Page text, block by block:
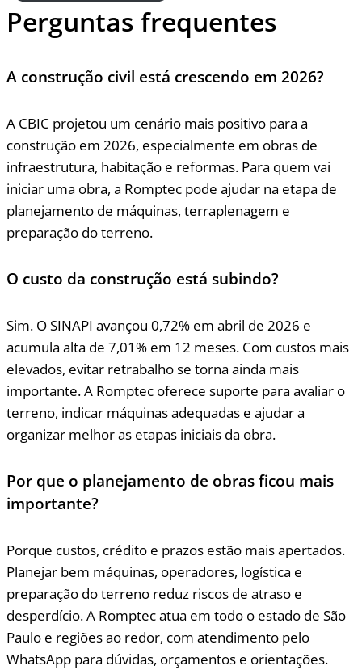
Perguntas frequentes
A construção civil está crescendo em 2026?
A CBIC projetou um cenário mais positivo para a
construção em 2026, especialmente em obras de
infraestrutura, habitação e reformas. Para quem vai
iniciar uma obra, a Romptec pode ajudar na etapa de
planejamento de máquinas, terraplenagem e
preparação do terreno.
O custo da construção está subindo?
Sim. O SINAPI avançou 0,72% em abril de 2026 e
acumula alta de 7,01% em 12 meses. Com custos mais
elevados, evitar retrabalho se torna ainda mais
importante. A Romptec oferece suporte para avaliar o
terreno, indicar máquinas adequadas e ajudar a
organizar melhor as etapas iniciais da obra.
Por que o planejamento de obras ficou mais
importante?
Porque custos, crédito e prazos estão mais apertados.
Planejar bem máquinas, operadores, logística e
preparação do terreno reduz riscos de atraso e
desperdício. A Romptec atua em todo o estado de São
Paulo e regiões ao redor, com atendimento pelo
WhatsApp para dúvidas, orçamentos e orientações.